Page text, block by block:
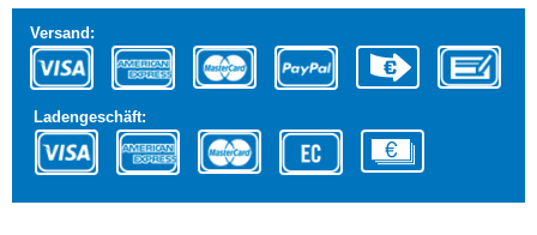
Versand:
Ladengeschäft: